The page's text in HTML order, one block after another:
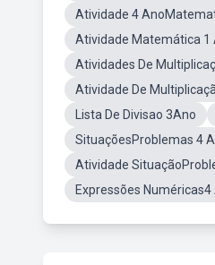
Atividade 4
Atividade Matemática 1
Atividades De
Atividade De
Lista De Divisao 3Ano
SituaçõesProblemas 4
Atividade
Expressões Numéricas4